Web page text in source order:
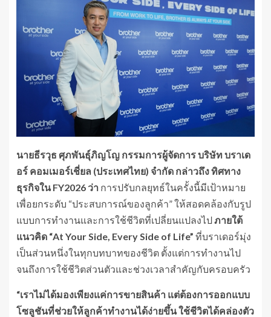
นายธีรวุธ ศุภพันธุ์ภิญโญ กรรมการผู้จัดการ บริษัท บราเด
อร์ คอมเมอร์เชี่ยล (ประเทศไทย) จำกัด กล่าวถึง ทิศทาง
ธุรกิจในFY2026 ว่า การปรับกลยุทธ์ในครั้งนี้มีเป้าหมาย
เพื่อยกระดับ “ประสบการณ์ของลูกค้า” ให้สอดคล้องกับรูป
แบบการทำงานและการใช้ชีวิตที่เปลี่ยนแปลงไปภายใต้
แนวคิด “At Your Side, Every Side of Life” ที่บราเดอร์มุ่ง
เป็นส่วนหนึ่งในทุกบทบาทของชีวิต ตั้งแต่การทำงานไป
จนถึงการใช้ชีวิตส่วนตัวและช่วงเวลาสำคัญกับครอบครัว
“เราไม่ได้มองเพียงแค่การขายสินค้า แต่ต้องการออกแบบ
โซลูชันที่ช่วยให้ลูกค้าทำงานได้ง่ายขึ้น ใช้ชีวิตได้คล่องตัว